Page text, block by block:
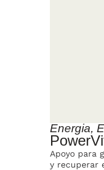
Energia,
Apoyo para
y recuperar